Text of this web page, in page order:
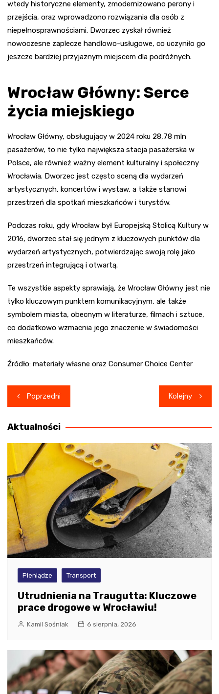
wtedy historyczne elementy, zmodernizowano perony i
przejścia, oraz wprowadzono rozwiązania dla osób z
niepełnosprawnościami. Dworzec zyskał również
nowoczesne zaplecze handlowo-usługowe, co uczyniło go
jeszcze bardziej przyjaznym miejscem dla podróżnych.
Wrocław Główny: Serce
życia miejskiego
Wrocław Główny, obsługujący w 2024 roku 28,78 mln
pasażerów, to nie tylko największa stacja pasażerska w
Polsce, ale również ważny element kulturalny i społeczny
Wrocławia. Dworzec jest często sceną dla wydarzeń
artystycznych, koncertów i wystaw, a także stanowi
przestrzeń dla spotkań mieszkańców i turystów.
Podczas roku, gdy Wrocław był Europejską Stolicą Kultury w
2016, dworzec stał się jednym z kluczowych punktów dla
wydarzeń artystycznych, potwierdzając swoją rolę jako
przestrzeń integrującą i otwartą.
Te wszystkie aspekty sprawiają, że Wrocław Główny jest nie
tylko kluczowym punktem komunikacyjnym, ale także
symbolem miasta, obecnym w literaturze, filmach i sztuce,
co dodatkowo wzmacnia jego znaczenie w świadomości
mieszkańców.
Źródło: materiały własne oraz Consumer Choice Center
Nawigacja
wpisu
Poprzedni Kolejny
Aktualności
Pieniądze Transport
Utrudnienia na Traugutta: Kluczowe
prace drogowe w Wrocławiu!
Kamil Sośniak 6 sierpnia, 2026